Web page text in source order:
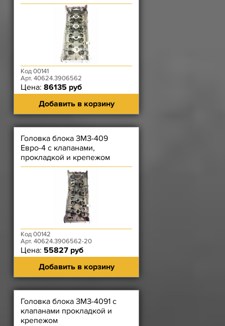
Код 00141
Арт. 40624.3906562
Цена: 86135 руб
Добавить в корзину
Головка блока ЗМЗ-409
Евро-4 с клапанами,
прокладкой и крепежом
Код 00142
Арт. 40624.3906562-20
Цена: 55827 руб
Добавить в корзину
Головка блока ЗМЗ-4091 с
клапанами прокладкой и
крепежом